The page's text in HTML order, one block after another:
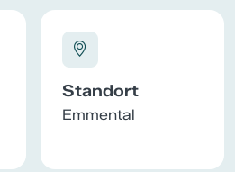
Standort
Emmental